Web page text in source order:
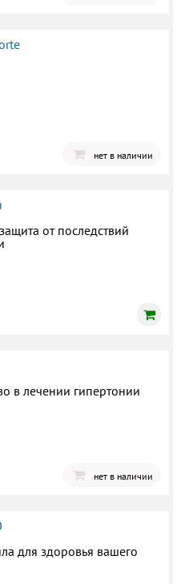
нет в наличии
от последствий
в лечении гипертонии
нет в наличии
для здоровья вашего